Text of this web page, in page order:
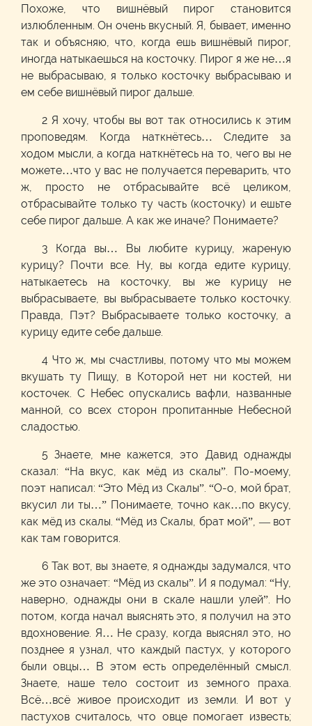
Похоже, что вишнёвый пирог становится
излюбленным. Он очень вкусный. Я, бывает, именно
так и объясняю, что, когда ешь вишнёвый пирог,
иногда натыкаешься на косточку. Пирог я же не…я
не выбрасываю, я только косточку выбрасываю и
ем себе вишнёвый пирог дальше.
2 Я хочу, чтобы вы вот так относились к этим
проповедям. Когда наткнётесь… Следите за
ходом мысли, а когда наткнётесь на то, чего вы не
можете…что у вас не получается переварить, что
ж, просто не отбрасывайте всё целиком,
отбрасывайте только ту часть (косточку) и ешьте
себе пирог дальше. А как же иначе? Понимаете?
3 Когда вы… Вы любите курицу, жареную
курицу? Почти все. Ну, вы когда едите курицу,
натыкаетесь на косточку, вы же курицу не
выбрасываете, вы выбрасываете только косточку.
Правда, Пэт? Выбрасываете только косточку, а
курицу едите себе дальше.
4 Что ж, мы счастливы, потому что мы можем
вкушать ту Пищу, в Которой нет ни костей, ни
косточек. С Небес опускались вафли, названные
манной, со всех сторон пропитанные Небесной
сладостью.
5 Знаете, мне кажется, это Давид однажды
сказал: “На вкус, как мёд из скалы”. По-моему,
поэт написал: “Это Мёд из Скалы”. “О-о, мой брат,
вкусил ли ты…” Понимаете, точно как…по вкусу,
как мёд из скалы. “Мёд из Скалы, брат мой”, — вот
как там говорится.
6 Так вот, вы знаете, я однажды задумался, что
же это означает: “Мёд из скалы”. И я подумал: “Ну,
наверно, однажды они в скале нашли улей”. Но
потом, когда начал выяснять это, я получил на это
вдохновение. Я… Не сразу, когда выяснял это, но
позднее я узнал, что каждый пастух, у которого
были овцы… В этом есть определённый смысл.
Знаете, наше тело состоит из земного праха.
Всё…всё живое происходит из земли. И вот у
пастухов считалось, что овце помогает известь;